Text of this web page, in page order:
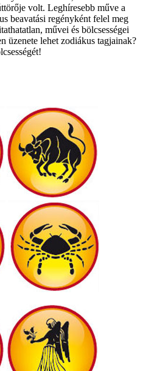
volt. Leghíresebb műve a
beavatási regényként felel meg
művei és bölcsességei
üzenete lehet zodiákus tagjainak?